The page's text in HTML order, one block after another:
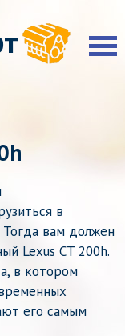
в
вам должен
Lexus CT 200h.
в котором
его самым